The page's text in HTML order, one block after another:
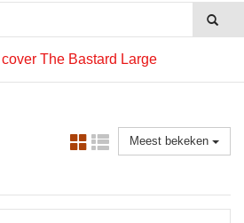
The Bastard Large
Meest bekeken